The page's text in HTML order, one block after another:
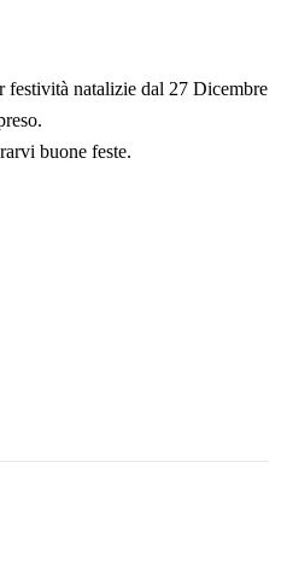
festività natalizie dal 27 Dicembre
buone feste.